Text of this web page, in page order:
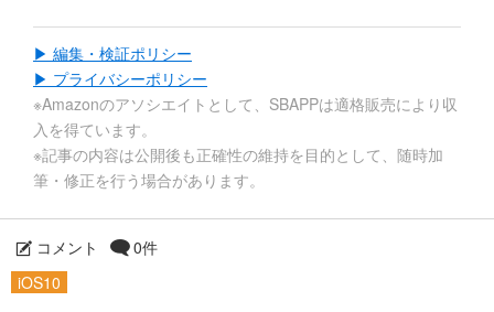
▶ 編集・検証ポリシー
▶ プライバシーポリシー
※Amazonのアソシエイトとして、SBAPPは適格販売により収
入を得ています。
※記事の内容は公開後も正確性の維持を目的として、随時加
筆・修正を行う場合があります。
コメント
0件
iOS10